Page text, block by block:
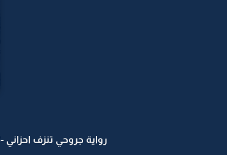
رواية جروحي تنزف احزاني -33